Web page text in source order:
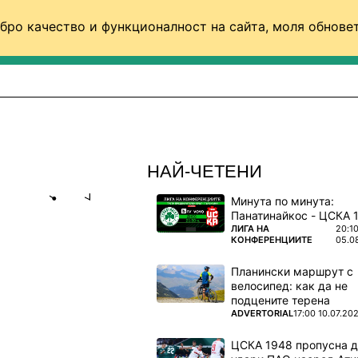
качество и функционалност на сайта, моля
НАЙ-ЧЕТЕНИ
Минута по минута:
ПОВЕЧЕ ОТ
ЛИГА НА
КОНФЕРЕНЦИИТЕ
20:10
Планински маршрут с
велосипед: как да не
подцените терена
ПОВЕЧЕ ОТ
ADVERTORIAL17:00
ЦСКА 1948 пропусна